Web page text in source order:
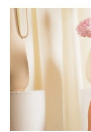
moda & ljepota